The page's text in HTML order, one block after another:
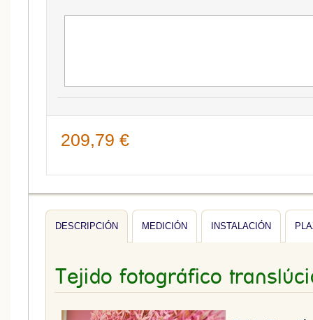
209,79 €
DESCRIPCIÓN MEDICIÓN INSTALACIÓN
Tejido fotográfico